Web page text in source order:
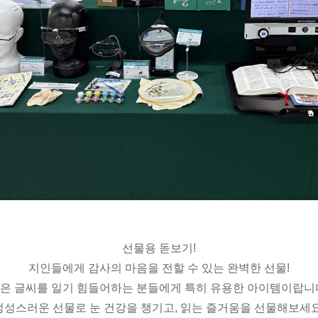
선물용 돋보기!
지인들에게 감사의 마음을 전할 수 있는 완벽한 선물!
글씨를 일기 힘들어하는 분들에게 특히 유용한 아이템이랍니
성스러운 선물로 눈 건강을 챙기고, 읽는 즐거움을 선물해보세